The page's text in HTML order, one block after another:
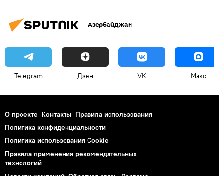
Азербайджан
Telegram Дзен VK Макс
О проекте Контакты Правила использования
Политика конфиденциальности
Политика использования Cookie
Правила применения рекомендательных
технологий